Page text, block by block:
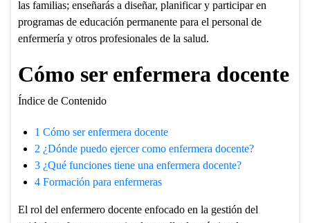
las familias; enseñarás a diseñar, planificar y participar en
programas de educación permanente para el personal de
enfermería y otros profesionales de la salud.
Cómo ser enfermera docente
Índice de Contenido
1 Cómo ser enfermera docente
2 ¿Dónde puedo ejercer como enfermera docente?
3¿Qué funciones tiene una enfermera docente?
4Formación para enfermeras
El rol del enfermero docente enfocado en la gestión del